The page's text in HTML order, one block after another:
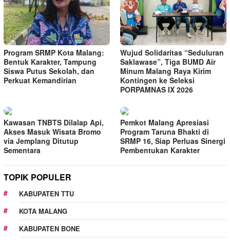
Program SRMP Kota Malang:
Bentuk Karakter, Tampung
Siswa Putus Sekolah, dan
Perkuat Kemandirian
Wujud Solidaritas “Seduluran
Saklawase”, Tiga BUMD Air
Minum Malang Raya Kirim
Kontingen ke Seleksi
PORPAMNAS IX 2026
Kawasan TNBTS Dilalap Api,
Akses Masuk Wisata Bromo
via Jemplang Ditutup
Sementara
Pemkot Malang Apresiasi
Program Taruna Bhakti di
SRMP 16, Siap Perluas Sinergi
Pembentukan Karakter
TOPIK POPULER
KABUPATEN TTU
KOTA MALANG
KABUPATEN BONE